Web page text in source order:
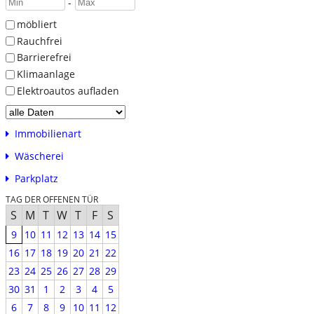
möbliert
Rauchfrei
Barrierefrei
Klimaanlage
Elektroautos aufladen
Immobilienart
Wäscherei
Parkplatz
TAG DER OFFENEN TÜR
S M T W T F S
9 10 11 12 13 14 15
16 17 18 19 20 21 22
23 24 25 26 27 28 29
30 31 1 2 3 4
5
6
7 8 9 10 11 12